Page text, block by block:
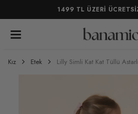
1499 TL ÜZERİ
Kız Etek Lilly Simli Kat Kat Tüllü